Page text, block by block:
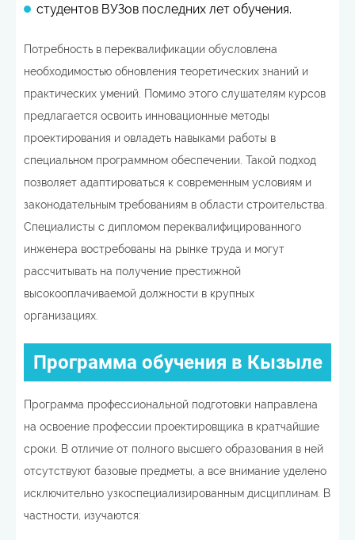
студентов ВУЗов последних лет обучения.
Потребность в переквалификации обусловлена
необходимостью обновления теоретических знаний и
практических умений. Помимо этого слушателям курсов
предлагается освоить инновационные методы
проектирования и овладеть навыками работы в
специальном программном обеспечении. Такой подход
позволяет адаптироваться к современным условиям и
законодательным требованиям в области строительства.
Специалисты с дипломом переквалифицированного
инженера востребованы на рынке труда и могут
рассчитывать на получение престижной
высокооплачиваемой должности в крупных
организациях.
Программа обучения в Кызыле
Программа профессиональной подготовки направлена
на освоение профессии проектировщика в кратчайшие
сроки. В отличие от полного высшего образования в ней
отсутствуют базовые предметы, а все внимание уделено
исключительно узкоспециализированным дисциплинам. В
частности, изучаются: